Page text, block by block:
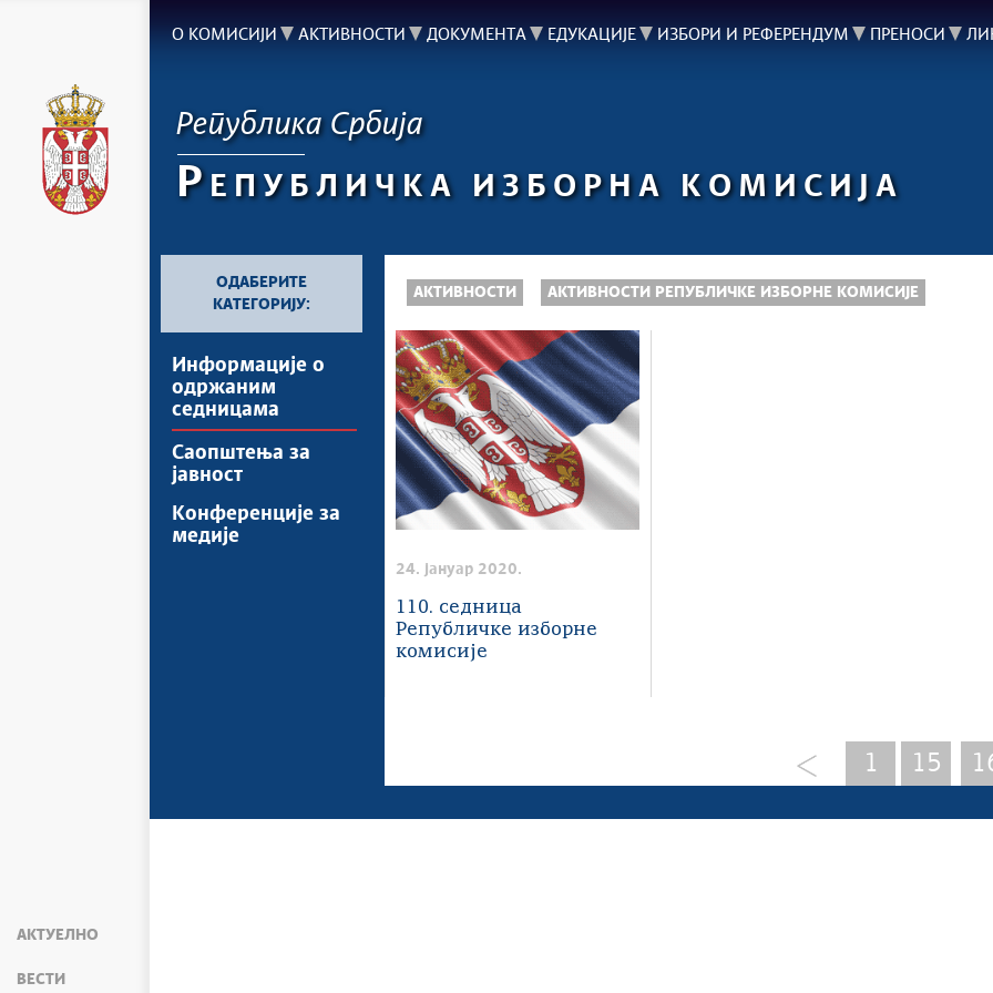
АКТУЕЛНО
ВЕСТИ
О КОМИСИЈИ АКТИВНОСТИ ДОКУМЕНТА ЕДУКАЦИЈЕ ИЗБОРИ И РЕФЕРЕНДУМ ПРЕНОСИ
Република Србија
Р ЕПУБЛИЧКА ИЗБОРНА КОМИСИЈА
ОДАБЕРИТЕ
КАТЕГОРИЈУ:
Информације о
одржаним
седницама
Саопштења за
јавност
Конференције за
медије
АКТИВНОСТИ АКТИВНОСТИ РЕПУБЛИЧКЕ ИЗБОРНЕ КОМИСИЈЕ
24. јануар 2020.
110. седница
Републичке изборне
комисије
1 15